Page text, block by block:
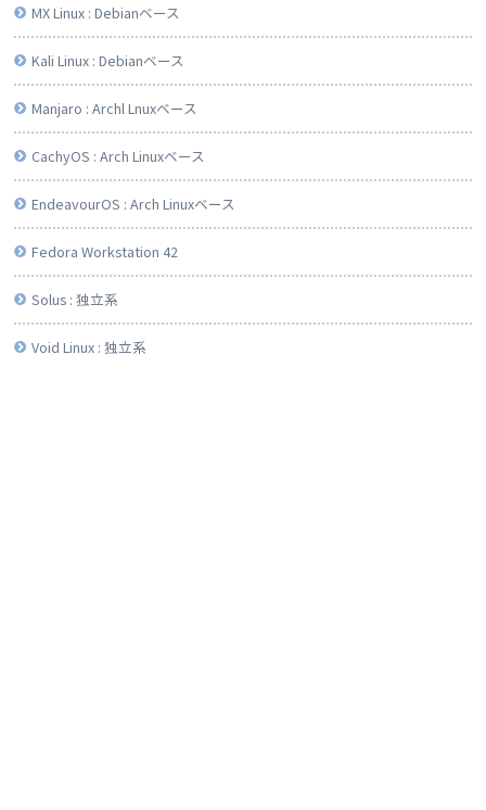
MX Linux : Debianベース
Kali Linux : Debianベース
Manjaro : Archl Lnuxベース
CachyOS : Arch Linuxベース
EndeavourOS : Arch Linuxベース
Fedora Workstation 42
Solus : 独立系
Void Linux : 独立系